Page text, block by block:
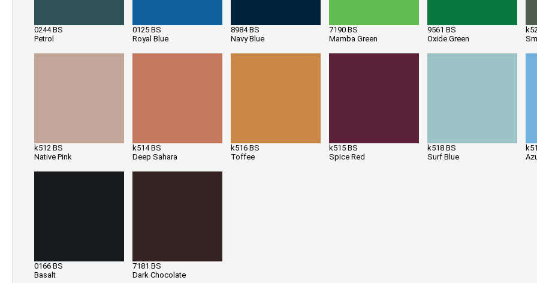
0244 BS
Petrol
0125 BS
Royal Blue
8984 BS
Navy Blue
7190 BS
Mamba Green
9561 BS
Oxide Green
k512 BS
Native Pink
k514 BS
Deep Sahara
k516 BS
Toffee
k515 BS
Spice Red
k518 BS
Surf Blue
0166 BS
Basalt
7181 BS
Dark Chocolate